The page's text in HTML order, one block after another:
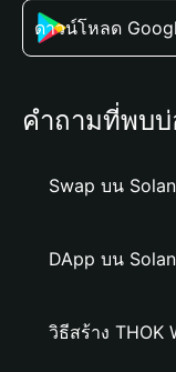
ดาวน์โหลด
คำถามที่พบบ่
Swap บน
DApp บน
วิธีสร้าง THOK